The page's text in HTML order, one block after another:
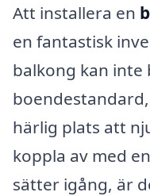
Att installera en
en fantastisk
balkong kan inte
härlig plats att
koppla av med
sätter igång, är